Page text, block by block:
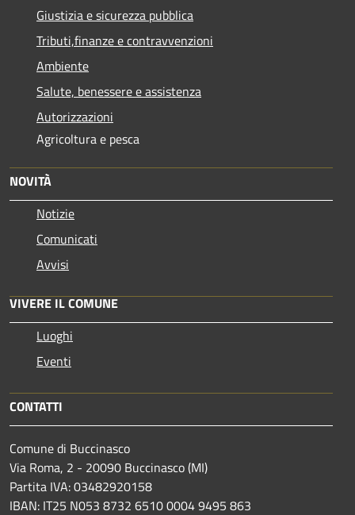
Giustizia e sicurezza pubblica
Tributi,finanze e contravvenzioni
Ambiente
Salute, benessere e assistenza
Autorizzazioni
Agricoltura e pesca
NOVITÀ
Notizie
Comunicati
Avvisi
VIVERE IL COMUNE
Luoghi
Eventi
CONTATTI
Comune di Buccinasco
Via Roma, 2 - 20090 Buccinasco (MI)
Partita IVA: 03482920158
IBAN: IT25 N053 8732 6510 0004 9495 863